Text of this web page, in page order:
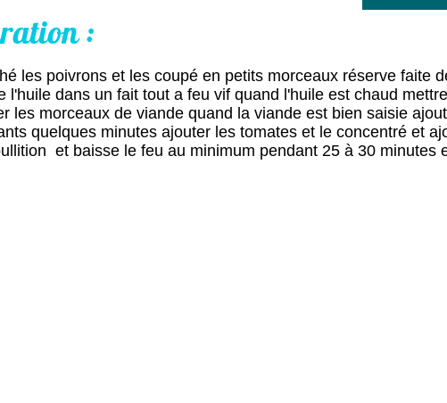
:
les poivrons et les coupé en petits morceaux réserve faite
l'huile dans un fait tout a feu vif quand l'huile est chaud
les morceaux de viande quand la viande est bien saisie
quelques minutes ajouter les tomates et le concentré et
et baisse le feu au minimum pendant 25 à 30 minutes